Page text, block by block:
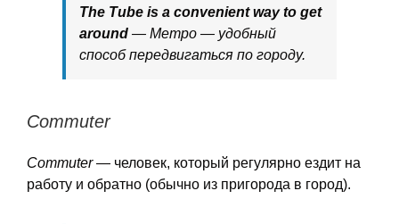
The Tube is a convenient way to get
around — Метро — удобный
способ передвигаться по городу.
Commuter
Commuter— человек, который регулярно ездит на
работу и обратно (обычно из пригорода в город).